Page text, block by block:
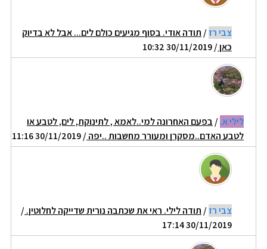
צבי רז/ תודה אודי. בסוף מגיעים כולם לים... אבל לא בדיוק
כאן/ 30/11/2019 10:32
לילי א./ בפעם האחרונה למי..לאמא , לתינוקת, לים, לטבע או
לטבע האדם..מסקרן ומעורר מחשבות ..יפה/ 30/11/2019 11:16
צבי רז/ תודה לילי. ראי את שכתבה נורית שדייקה לחלוטין./
30/11/2019 17:14